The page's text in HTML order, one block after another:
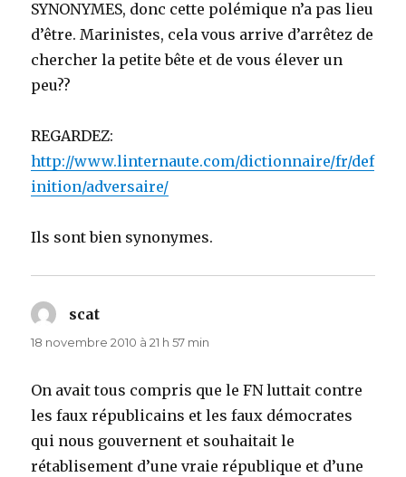
SYNONYMES, donc cette polémique n’a pas lieu
d’être. Marinistes, cela vous arrive d’arrêtez de
chercher la petite bête et de vous élever un
peu??
REGARDEZ:
http://www.linternaute.com/dictionnaire/fr/def
inition/adversaire/
Ils sont bien synonymes.
scat
18 novembre 2010 à 21 h 57 min
On avait tous compris que le FN luttait contre
les faux républicains et les faux démocrates
qui nous gouvernent et souhaitait le
rétablisement d’une vraie république et d’une